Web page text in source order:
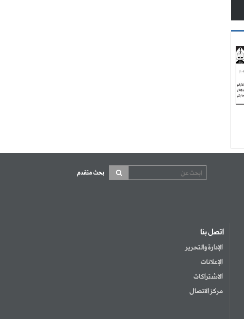
بحث متقدم
اتصل بنا
الإدارة والتحرير
الإعلانات
الاشتراكات
مركز الاتصال